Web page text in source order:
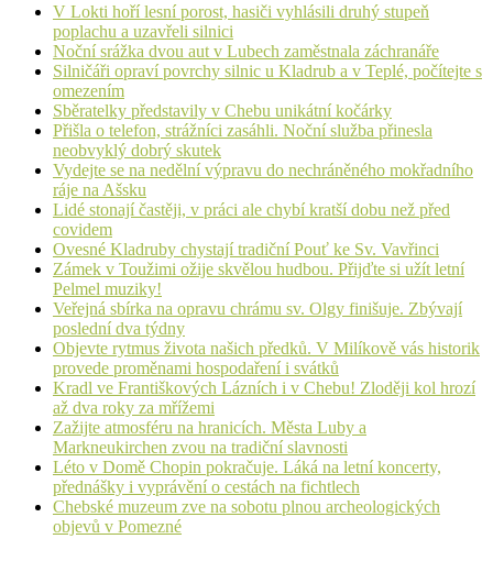
V Lokti hoří lesní porost, hasiči vyhlásili druhý stupeň
poplachu a uzavřeli silnici
Noční srážka dvou aut v Lubech zaměstnala záchranáře
Silničáři opraví povrchy silnic u Kladrub a v Teplé, počítejte s
omezením
Sběratelky představily v Chebu unikátní kočárky
Přišla o telefon, strážníci zasáhli. Noční služba přinesla
neobvyklý dobrý skutek
Vydejte se na nedělní výpravu do nechráněného mokřadního
ráje na Ašsku
Lidé stonají častěji, v práci ale chybí kratší dobu než před
covidem
Ovesné Kladruby chystají tradiční Pouť ke Sv. Vavřinci
Zámek v Toužimi ožije skvělou hudbou. Přijďte si užít letní
Pelmel muziky!
Veřejná sbírka na opravu chrámu sv. Olgy finišuje. Zbývají
poslední dva týdny
Objevte rytmus života našich předků. V Milíkově vás historik
provede proměnami hospodaření i svátků
Kradl ve Františkových Lázních i v Chebu! Zloději kol hrozí
až dva roky za mřížemi
Zažijte atmosféru na hranicích. Města Luby a
Markneukirchen zvou na tradiční slavnosti
Léto v Domě Chopin pokračuje. Láká na letní koncerty,
přednášky i vyprávění o cestách na fichtlech
Chebské muzeum zve na sobotu plnou archeologických
objevů v Pomezné